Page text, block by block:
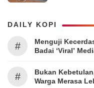
DAILY KOPI
#
Menguji
Badai ‘Viral’
#
Bukan
Warga Merasa